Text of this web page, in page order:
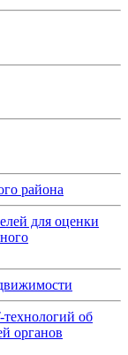
района
для оценки
об
органов